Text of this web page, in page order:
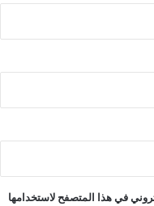
في هذا المتصفح لاستخدامها